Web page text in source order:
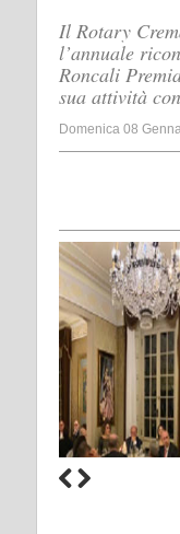
Il Rotary
l’annuale
Roncali
sua attività
Domenica 08